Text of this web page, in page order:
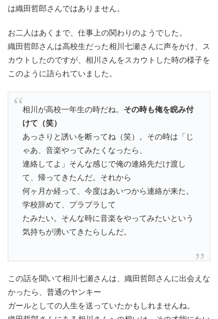
は織田哲郎さんではありません。
お二人はあくまで、仕事上の関わりのようでした。
織田哲郎さんは高校生だった相川七瀬さんに声をかけ、ス
カウトしたのですが、相川さんをスカウトした時の様子を
このように語られていました。
相川が高校一年生の時だね。 その時も俺を睨み付
けて（笑）
あっさりと誘いを断ってね（笑）。その時は「じ
ゃあ、音楽やってみたくなったら、
連絡してよ」そんな感じで俺の連絡先だけ渡し
て、帰ってきたんだ。それから
何ヶ月か経って、今度はあいつから連絡が来た。
学校辞めて、プラプラして
たみたい。そんな時に音楽をやってみたいという
気持ちが湧いてきたらしんだ。
この話を聞いて相川七瀬さんは、織田哲郎さんに出会えな
かったら、普通のヤンキー
ガールとしての人生を送っていたかもしれませんね。